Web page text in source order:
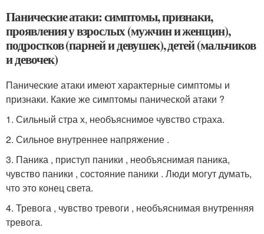
Панические атаки: симптомы, признаки,
проявления у взрослых (мужчин и женщин),
подростков (парней и девушек), детей (мальчиков
и девочек)
Панические атаки имеют характерные симптомы и
признаки. Какие же симптомы панической атаки ?
1. Сильный стра х, необъяснимое чувство страха.
2. Сильное внутреннее напряжение .
3. Паника , приступ паники , необъяснимая паника,
чувство паники , состояние паники . Люди могут думать,
что это конец света.
4. Тревога , чувство тревоги , необъяснимая внутренняя
тревога.